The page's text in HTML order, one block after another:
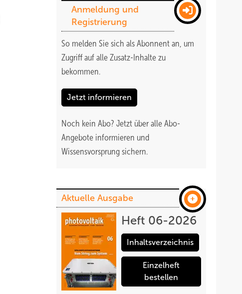
Anmeldung und
Registrierung
So melden Sie sich als Abonnent an, um
Zugriff auf alle Zusatz-Inhalte zu
bekommen.
Jetzt informieren
Noch kein Abo? Jetzt über alle Abo-
Angebote informieren und
Wissensvorsprung sichern.
Aktuelle Ausgabe
Heft 06-2026
Inhaltsverzeichnis
Einzelheft
bestellen